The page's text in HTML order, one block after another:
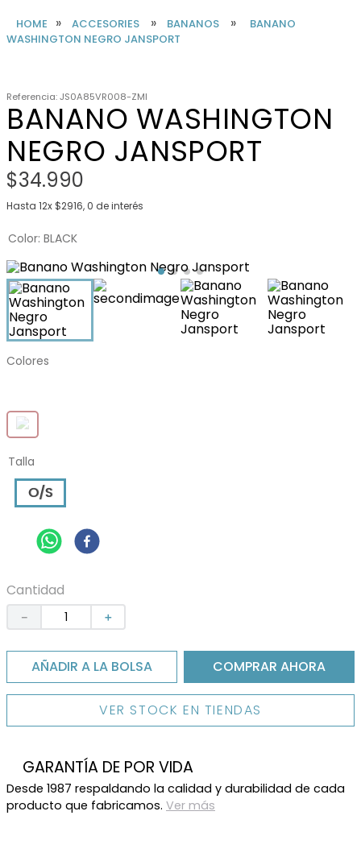
ACCESORIES BANANOS
BANANO
WASHINGTON NEGRO JANSPORT
Referencia:JS0A85VR008-ZMI
BANANO WASHINGTON
NEGRO JANSPORT
$34.990
Hasta 12x $2916, 0 de interés
Color BLACK
Colores
Talla
O/S
Cantidad
＋
－
AÑADIR A LA BOLSA COMPRAR AHORA
VER STOCK EN TIENDAS
GARANTÍA DE POR VIDA
Desde 1987 respaldando la calidad y durabilidad de cada
producto que fabricamos. Ver más